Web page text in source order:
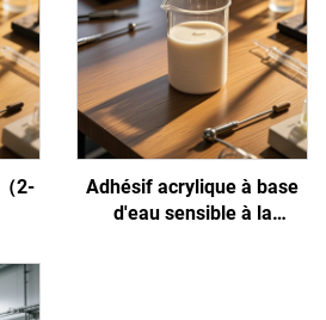
2-
Adhésif acrylique à base
d'eau sensible à la